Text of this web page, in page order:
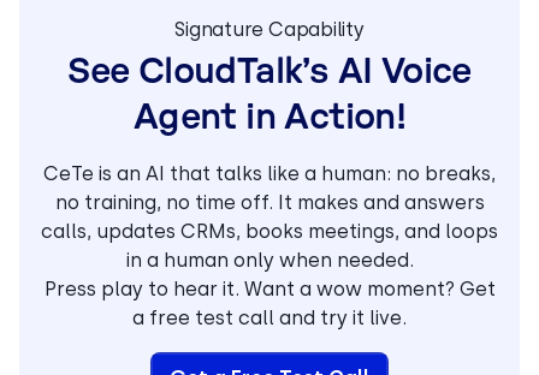
Signature Capability
See CloudTalk’s AI Voice
Agent in Action!
CeTe is an AI that talks like a human: no breaks,
no training, no time off. It makes and answers
calls, updates CRMs, books meetings, and loops
in a human only when needed.
Press play to hear it. Want a wow moment? Get
a free test call and try it live.